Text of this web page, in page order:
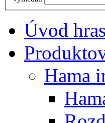
Úvod
Hama